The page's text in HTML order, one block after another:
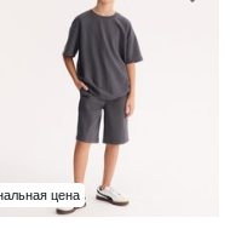
цена